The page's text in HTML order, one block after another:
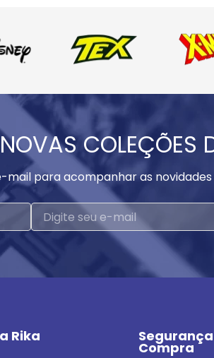
COLEÇÕES
mail para acompanhar as
Rika
Compra